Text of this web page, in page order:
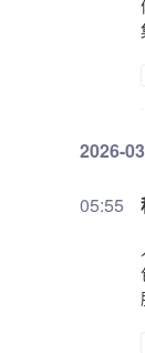
2026-
05:55